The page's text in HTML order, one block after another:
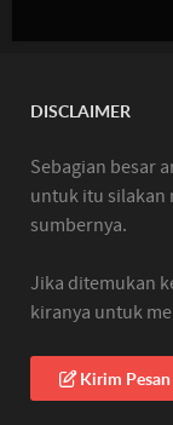
DISCLAIMER
Sebagian besar
untuk itu silakan
sumbernya.
Jika ditemukan
kiranya untuk
Kirim Pesan